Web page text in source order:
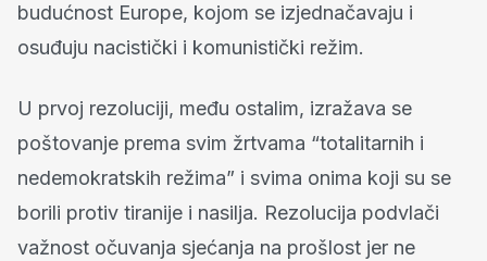
budućnost Europe, kojom se izjednačavaju i
osuđuju nacistički i komunistički režim.
U prvoj rezoluciji, među ostalim, izražava se
poštovanje prema svim žrtvama “totalitarnih i
nedemokratskih režima” i svima onima koji su se
borili protiv tiranije i nasilja. Rezolucija podvlači
važnost očuvanja sjećanja na prošlost jer ne